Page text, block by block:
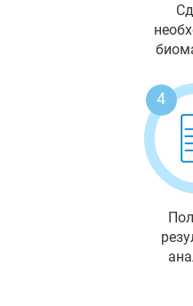
4